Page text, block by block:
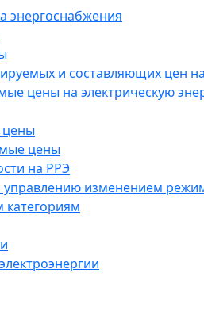
энергоснабжения
и составляющих цен
цены на электрическую
цены
цены
на РРЭ
управлению изменением